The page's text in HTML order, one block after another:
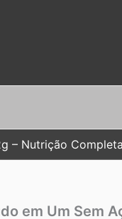
– Nutrição Completa
em Um Sem